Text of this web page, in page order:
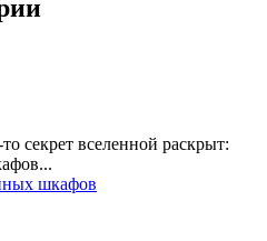
секрет вселенной раскрыт:
шкафов